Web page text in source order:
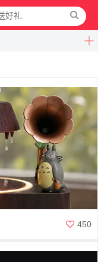
450